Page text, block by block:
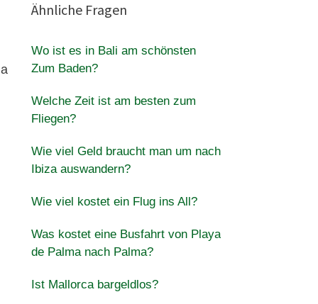
Ähnliche Fragen
Wo ist es in Bali am schönsten
Zum Baden?
Welche Zeit ist am besten zum
Fliegen?
Wie viel Geld braucht man um nach
Ibiza auswandern?
Wie viel kostet ein Flug ins All?
Was kostet eine Busfahrt von Playa
de Palma nach Palma?
Ist Mallorca bargeldlos?